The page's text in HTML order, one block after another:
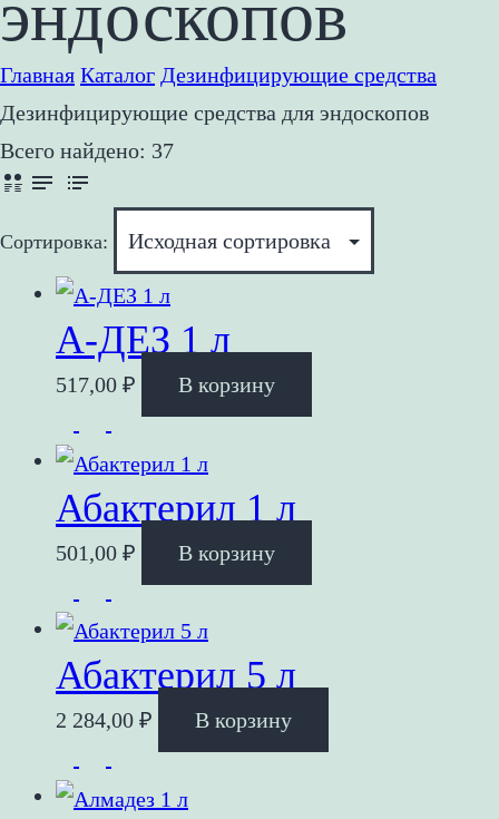
эндоскопов
Главная Каталог Дезинфицирующие средства
Дезинфицирующие средства для эндоскопов
Всего найдено: 37
Сортировка:
А-ДЕЗ 1 л
517,00 ₽ В корзину
Абактерил 1 л
501,00 ₽ В корзину
Абактерил 5 л
2 284,00 ₽ В корзину